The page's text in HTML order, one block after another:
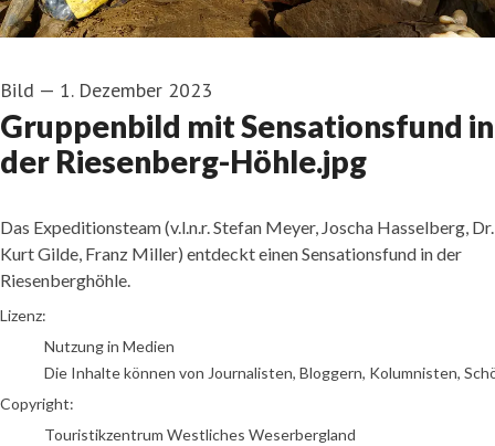
Bild — 1. Dezember 2023
Gruppenbild mit Sensationsfund in
der Riesenberg-Höhle.jpg
Das Expeditionsteam (v.l.n.r. Stefan Meyer, Joscha Hasselberg, Dr.
Kurt Gilde, Franz Miller) entdeckt einen Sensationsfund in der
Riesenberghöhle.
go to media item
Lizenz:
Nutzung in Medien
Die Inhalte können von Journalisten, Bloggern, Kolumnisten,
Copyright:
Touristikzentrum Westliches Weserbergland